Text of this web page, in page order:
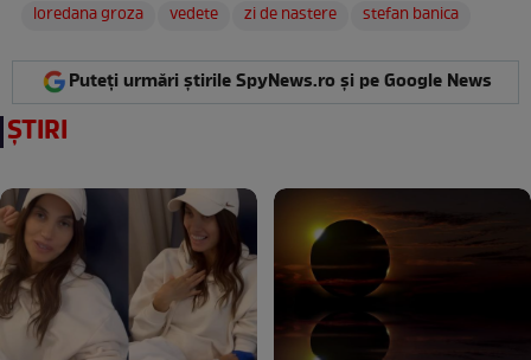
loredana groza
vedete zi de nastere stefan banica
Puteți urmări știrile SpyNews.ro și pe Google News
ȘTIRI